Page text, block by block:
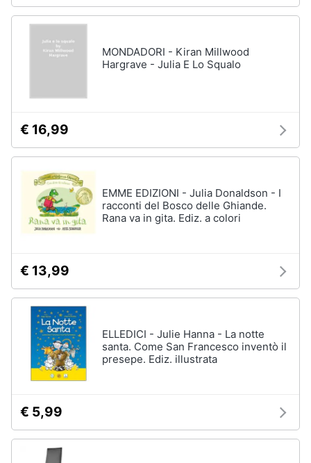
MONDADORI - Kiran Millwood
Hargrave - Julia E Lo Squalo
€ 16,99
EMME EDIZIONI - Julia Donaldson - I
racconti del Bosco delle Ghiande.
Rana va in gita. Ediz. a colori
€ 13,99
ELLEDICI - Julie Hanna - La notte
santa. Come San Francesco inventò il
presepe. Ediz. illustrata
€ 5,99